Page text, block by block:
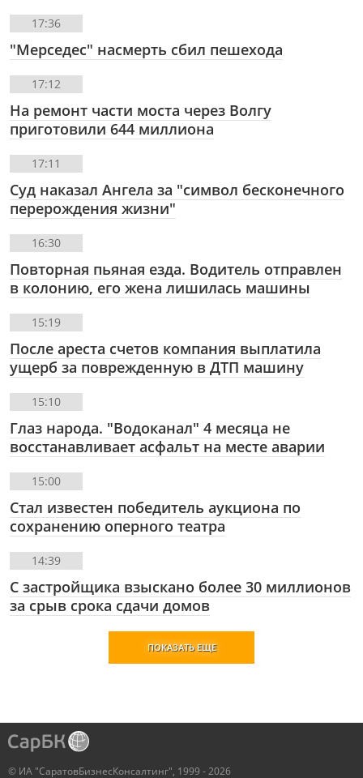
17:36
"Мерседес" насмерть сбил пешехода
17:12
На ремонт части моста через Волгу
приготовили 644 миллиона
17:11
Суд наказал Ангела за "символ бесконечного
перерождения жизни"
16:30
Повторная пьяная езда. Водитель отправлен
в колонию, его жена лишилась машины
15:19
После ареста счетов компания выплатила
ущерб за поврежденную в ДТП машину
15:10
Глаз народа. "Водоканал" 4 месяца не
восстанавливает асфальт на месте аварии
15:00
Стал известен победитель аукциона по
сохранению оперного театра
14:39
С застройщика взыскано более 30 миллионов
за срыв срока сдачи домов
ПОКАЗАТЬ ЕЩЕ
© ИА "СаратовБизнесКонсалтинг", 1999 - 2026